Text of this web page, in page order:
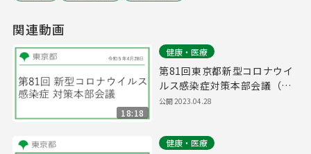
関連動画
18:18
健康・医療
第81回東京都新型コロナウイ
ルス感染症対策本部会議（令
和5年4月28日 17時00分～）
公開2023.04.28
健康・医療